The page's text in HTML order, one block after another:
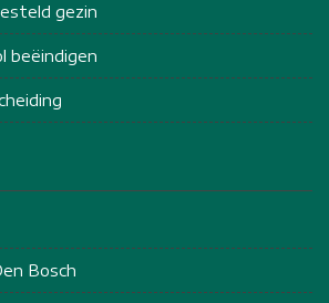
gezin
beëindigen
Bosch